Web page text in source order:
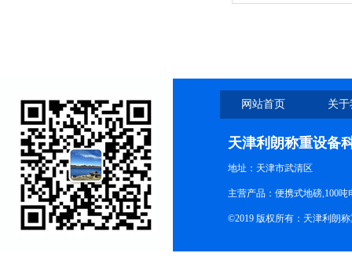
网站首页 关
天津利朗称重设备
地址：天津市武清区
主营产品：便携式地磅,100
©2019 版权所有：天津利朗